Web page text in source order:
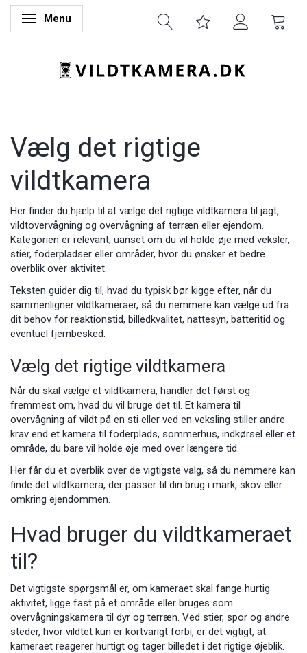
Skifte navigation
Menu
Vælg det rigtige
vildtkamera
Her finder du hjælp til at vælge det rigtige vildtkamera til jagt,
vildtovervågning og overvågning af terræn eller ejendom.
Kategorien er relevant, uanset om du vil holde øje med veksler,
stier, foderpladser eller områder, hvor du ønsker et bedre
overblik over aktivitet.
Teksten guider dig til, hvad du typisk bør kigge efter, når du
sammenligner vildtkameraer, så du nemmere kan vælge ud fra
dit behov for reaktionstid, billedkvalitet, nattesyn, batteritid og
eventuel fjernbesked.
Vælg det rigtige vildtkamera
Når du skal vælge et vildtkamera, handler det først og
fremmest om, hvad du vil bruge det til. Et kamera til
overvågning af vildt på en sti eller ved en veksling stiller andre
krav end et kamera til foderplads, sommerhus, indkørsel eller et
område, du bare vil holde øje med over længere tid.
Her får du et overblik over de vigtigste valg, så du nemmere kan
finde det vildtkamera, der passer til din brug i mark, skov eller
omkring ejendommen.
Hvad bruger du vildtkameraet
til?
Det vigtigste spørgsmål er, om kameraet skal fange hurtig
aktivitet, ligge fast på et område eller bruges som
overvågningskamera til dyr og terræn. Ved stier, spor og andre
steder, hvor vildtet kun er kortvarigt forbi, er det vigtigt, at
kameraet reagerer hurtigt og tager billedet i det rigtige øjeblik.